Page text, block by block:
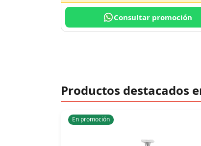
Consultar promoción
Productos destacados
En promoción